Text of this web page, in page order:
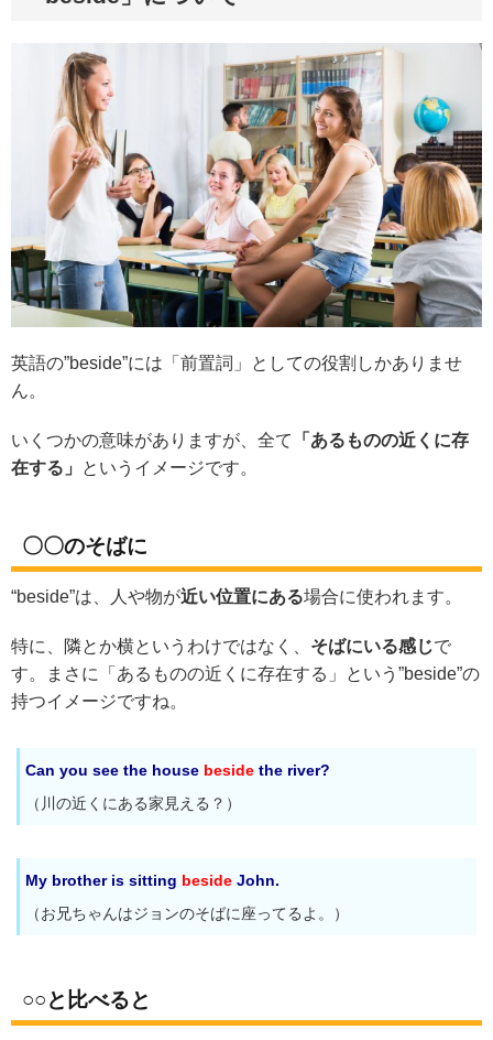
英語の”beside”には「前置詞」としての役割しかありませ
ん。
いくつかの意味がありますが、全て
「あるものの近くに存
在する」
というイメージです。
〇〇のそばに
“beside”は、人や物が近い位置にある場合に使われます。
特に、隣とか横というわけではなく、 そばにいる感じで
す。まさに「あるものの近くに存在する」という”beside”の
持つイメージですね。
Can you see the house beside the river?
（川の近くにある家見える？）
My brother is sitting beside John.
（お兄ちゃんはジョンのそばに座ってるよ。）
○○と比べると